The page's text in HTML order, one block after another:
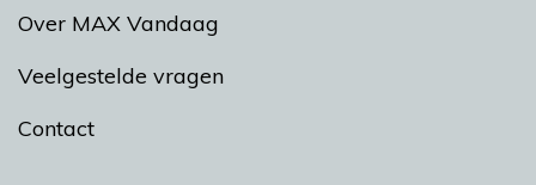
Over MAX Vandaag
Veelgestelde vragen
Contact